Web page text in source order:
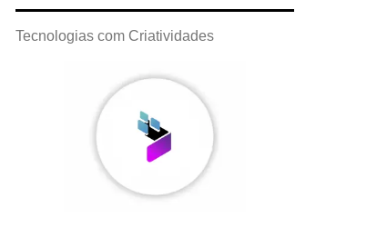
Tecnologias com Criatividades